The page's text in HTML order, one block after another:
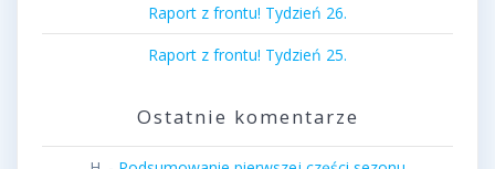
Raport z frontu! Tydzień 26.
Raport z frontu! Tydzień 25.
Ostatnie komentarze